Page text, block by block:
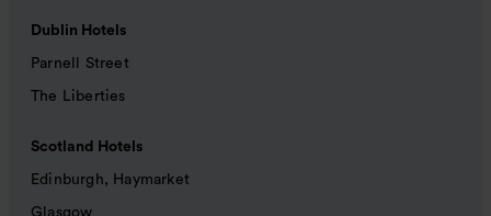
Dublin Hotels
Parnell Street
The Liberties
Scotland Hotels
Edinburgh, Haymarket